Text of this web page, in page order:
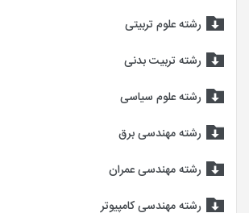
رشته علوم تربیتی
رشته تربیت بدنی
رشته علوم سیاسی
رشته مهندسی برق
رشته مهندسی عمران
رشته مهندسی کامپیوتر